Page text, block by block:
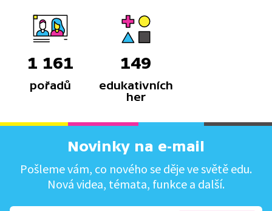
1 161
pořadů
149
edukativních
her
Novinky na e-mail
Pošleme vám, co nového se děje ve světě edu.
Nová videa, témata, funkce a další.